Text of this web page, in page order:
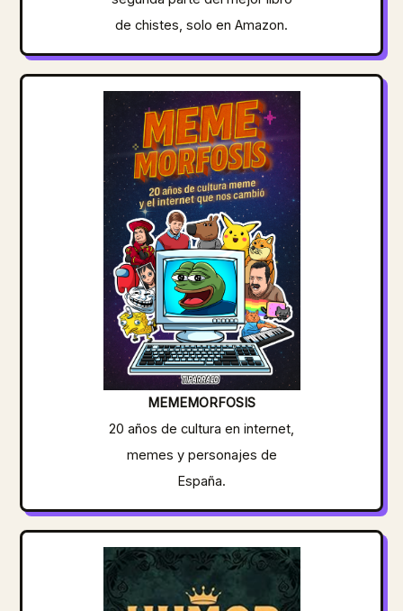
de chistes, solo en Amazon.
MEMEMORFOSIS
20 años de cultura en internet,
memes y personajes de
España.